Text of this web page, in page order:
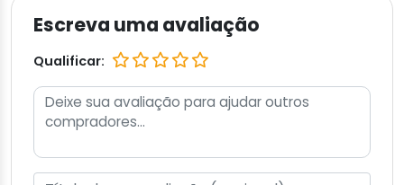
Escreva uma avaliação
Qualificar: